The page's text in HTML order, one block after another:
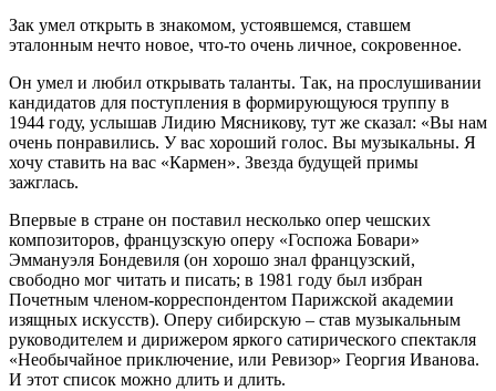
Зак умел открыть в знакомом, устоявшемся, ставшем
эталонным нечто новое, что-то очень личное, сокровенное.
Он умел и любил открывать таланты. Так, на прослушивании
кандидатов для поступления в формирующуюся труппу в
1944 году, услышав Лидию Мясникову, тут же сказал: «Вы нам
очень понравились. У вас хороший голос. Вы музыкальны. Я
хочу ставить на вас «Кармен». Звезда будущей примы
зажглась.
Впервые в стране он поставил несколько опер чешских
композиторов, французскую оперу «Госпожа Бовари»
Эммануэля Бондевиля (он хорошо знал французский,
свободно мог читать и писать; в 1981 году был избран
Почетным членом-корреспондентом Парижской академии
изящных искусств). Оперу сибирскую – став музыкальным
руководителем и дирижером яркого сатирического спектакля
«Необычайное приключение, или Ревизор» Георгия Иванова.
И этот список можно длить и длить.